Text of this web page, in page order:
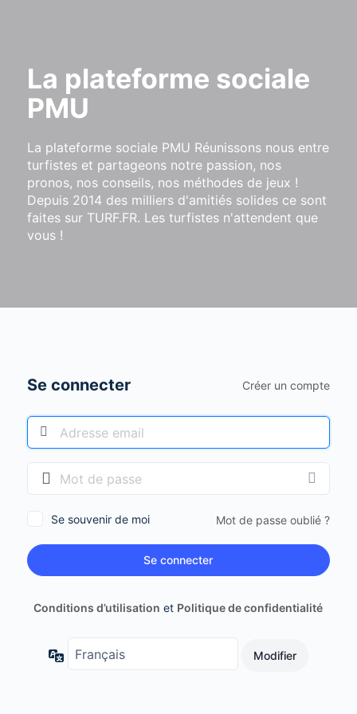
La plateforme sociale
PMU
La plateforme sociale PMU Réunissons nous entre
turfistes et partageons notre passion, nos
pronos, nos conseils, nos méthodes de jeux !
Depuis 2014 des milliers d'amitiés solides ce sont
faites sur TURF.FR. Les turfistes n'attendent que
vous !
Se connecter Créer un compte
Se souvenir de moi Mot de passe oublié ?
Conditions d’utilisation et Politique de confidentialité
Langue